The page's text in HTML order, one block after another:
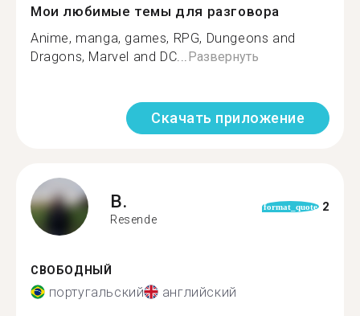
Мои любимые темы для разговора
Anime, manga, games, RPG, Dungeons and
Dragons, Marvel and DC...Развернуть
Скачать приложение
B.
Resende
format_quote 2
СВОБОДНЫЙ
португальский английский